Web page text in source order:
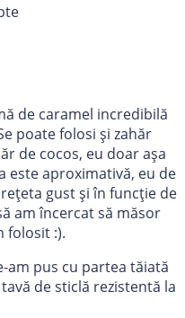
de caramel incredibilă
poate folosi și zahăr
de cocos, eu doar așa
este aproximativă, eu de
gust și în funcție de
am încercat să măsor
folosit :).
am pus cu partea tăiată
de sticlă rezistentă la